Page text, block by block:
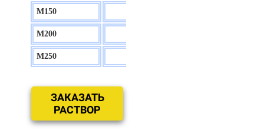
М150
М200
М250
ЗАКАЗАТЬ
РАСТВОР